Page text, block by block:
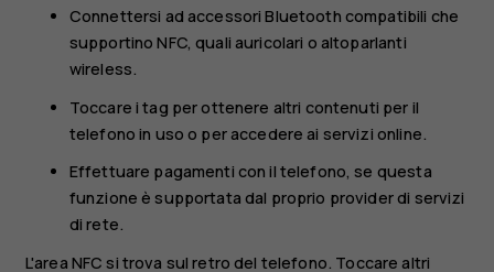
Connettersi ad accessori Bluetooth compatibili che
supportino NFC, quali auricolari o altoparlanti
wireless.
Toccare i tag per ottenere altri contenuti per il
telefono in uso o per accedere ai servizi online.
Effettuare pagamenti con il telefono, se questa
funzione è supportata dal proprio provider di servizi
di rete.
L'area NFC si trova sul retro del telefono. Toccare altri